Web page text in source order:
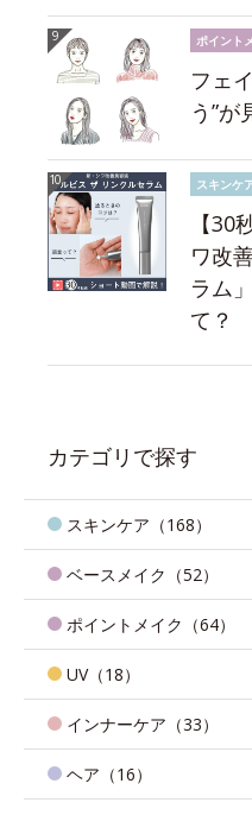
ポイント
フェ
う”
スキンケ
【30
ワ改
ラム
て？
カテゴリで探す
スキンケア（168）
ベースメイク（52）
ポイントメイク（64）
UV（18）
インナーケア（33）
ヘア（16）